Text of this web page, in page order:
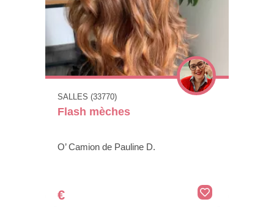
SALLES (33770)
Flash mèches
O’ Camion de Pauline D.
€